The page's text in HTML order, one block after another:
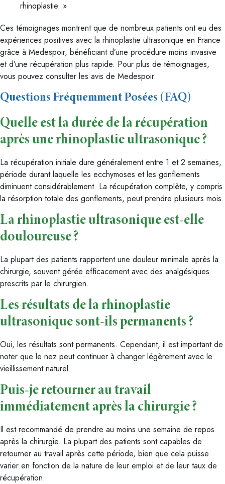
rhinoplastie. »
Ces témoignages montrent que de nombreux patients ont eu des
expériences positives avec la rhinoplastie ultrasonique en France
grâce à Medespoir, bénéficiant d’une procédure moins invasive
et d’une récupération plus rapide. Pour plus de témoignages,
vous pouvez consulter les avis de Medespoir.
Questions Fréquemment Posées (FAQ)
Quelle est la durée de la récupération
après une rhinoplastie ultrasonique ?
La récupération initiale dure généralement entre 1 et 2 semaines,
période durant laquelle les ecchymoses et les gonflements
diminuent considérablement. La récupération complète, y compris
la résorption totale des gonflements, peut prendre plusieurs mois.
La rhinoplastie ultrasonique est-elle
douloureuse ?
La plupart des patients rapportent une douleur minimale après la
chirurgie, souvent gérée efficacement avec des analgésiques
prescrits par le chirurgien.
Les résultats de la rhinoplastie
ultrasonique sont-ils permanents ?
Oui, les résultats sont permanents. Cependant, il est important de
noter que le nez peut continuer à changer légèrement avec le
vieillissement naturel.
Puis-je retourner au travail
immédiatement après la chirurgie ?
Il est recommandé de prendre au moins une semaine de repos
après la chirurgie. La plupart des patients sont capables de
retourner au travail après cette période, bien que cela puisse
varier en fonction de la nature de leur emploi et de leur taux de
récupération.